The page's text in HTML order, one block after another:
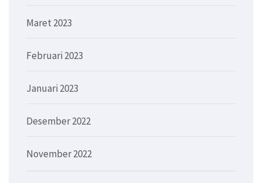
Maret 2023
Februari 2023
Januari 2023
Desember 2022
November 2022